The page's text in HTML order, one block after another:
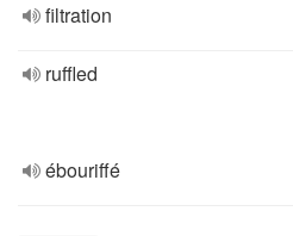
filtration
ruffled
ébouriffé